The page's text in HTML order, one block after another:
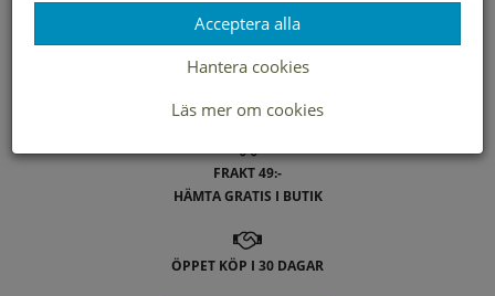
LEVERANS INOM 2-4 DAGAR INOM SVERIGE
FRAKT 49:-
HÄMTA GRATIS I BUTIK
ÖPPET KÖP I 30 DAGAR
Acceptera alla
Hantera cookies
Läs mer om cookies